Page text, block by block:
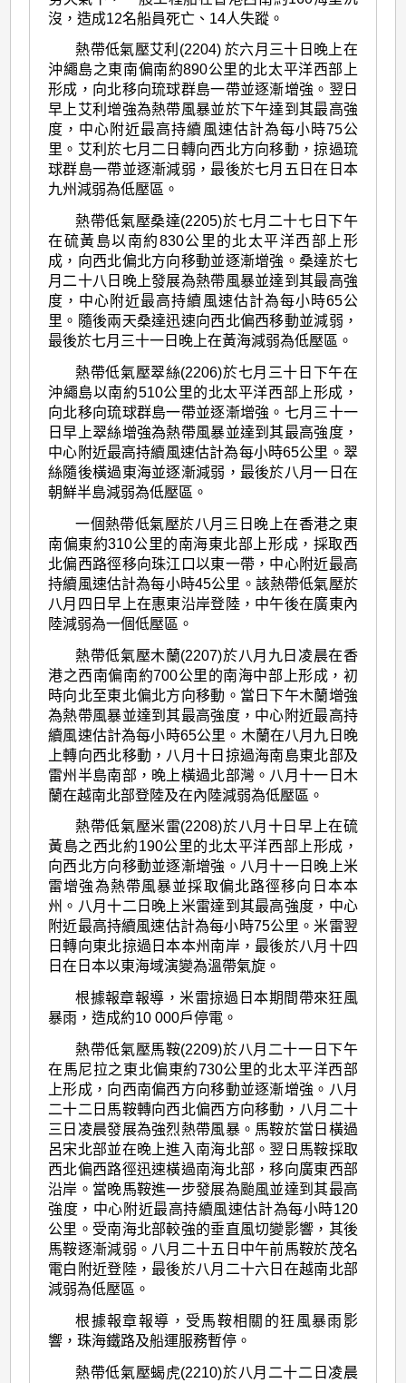
沒，造成12名船員死亡、14人失蹤。
熱帶低氣壓艾利(2204) 於六月三十日晚上在
沖繩島之東南偏南約890公里的北太平洋西部上
形成，向北移向琉球群島一帶並逐漸增強。翌日
早上艾利增強為熱帶風暴並於下午達到其最高強
度，中心附近最高持續風速估計為每小時75公
里。艾利於七月二日轉向西北方向移動，掠過琉
球群島一帶並逐漸減弱，最後於七月五日在日本
九州減弱為低壓區。
熱帶低氣壓桑達(2205)於七月二十七日下午
在硫黃島以南約830公里的北太平洋西部上形
成，向西北偏北方向移動並逐漸增強。桑達於七
月二十八日晚上發展為熱帶風暴並達到其最高強
度，中心附近最高持續風速估計為每小時65公
里。隨後兩天桑達迅速向西北偏西移動並減弱，
最後於七月三十一日晚上在黃海減弱為低壓區。
熱帶低氣壓翠絲(2206)於七月三十日下午在
沖繩島以南約510公里的北太平洋西部上形成，
向北移向琉球群島一帶並逐漸增強。七月三十一
日早上翠絲增強為熱帶風暴並達到其最高強度，
中心附近最高持續風速估計為每小時65公里。翠
絲隨後橫過東海並逐漸減弱，最後於八月一日在
朝鮮半島減弱為低壓區。
一個熱帶低氣壓於八月三日晚上在香港之東
南偏東約310公里的南海東北部上形成，採取西
北偏西路徑移向珠江口以東一帶，中心附近最高
持續風速估計為每小時45公里。該熱帶低氣壓於
八月四日早上在惠東沿岸登陸，中午後在廣東內
陸減弱為一個低壓區。
熱帶低氣壓木蘭(2207)於八月九日凌晨在香
港之西南偏南約700公里的南海中部上形成，初
時向北至東北偏北方向移動。當日下午木蘭增強
為熱帶風暴並達到其最高強度，中心附近最高持
續風速估計為每小時65公里。木蘭在八月九日晚
上轉向西北移動，八月十日掠過海南島東北部及
雷州半島南部，晚上橫過北部灣。八月十一日木
蘭在越南北部登陸及在內陸減弱為低壓區。
熱帶低氣壓米雷(2208)於八月十日早上在硫
黃島之西北約190公里的北太平洋西部上形成，
向西北方向移動並逐漸增強。八月十一日晚上米
雷增強為熱帶風暴並採取偏北路徑移向日本本
州。八月十二日晚上米雷達到其最高強度，中心
附近最高持續風速估計為每小時75公里。米雷翌
日轉向東北掠過日本本州南岸，最後於八月十四
日在日本以東海域演變為溫帶氣旋。
根據報章報導，米雷掠過日本期間帶來狂風
暴雨，造成約10 000戶停電。
熱帶低氣壓馬鞍(2209)於八月二十一日下午
在馬尼拉之東北偏東約730公里的北太平洋西部
上形成，向西南偏西方向移動並逐漸增強。八月
二十二日馬鞍轉向西北偏西方向移動，八月二十
三日凌晨發展為強烈熱帶風暴。馬鞍於當日橫過
呂宋北部並在晚上進入南海北部。翌日馬鞍採取
西北偏西路徑迅速橫過南海北部，移向廣東西部
沿岸。當晚馬鞍進一步發展為颱風並達到其最高
強度，中心附近最高持續風速估計為每小時120
公里。受南海北部較強的垂直風切變影響，其後
馬鞍逐漸減弱。八月二十五日中午前馬鞍於茂名
電白附近登陸，最後於八月二十六日在越南北部
減弱為低壓區。
根據報章報導，受馬鞍相關的狂風暴雨影
響，珠海鐵路及船運服務暫停。
熱帶低氣壓蝎虎(2210)於八月二十二日凌晨